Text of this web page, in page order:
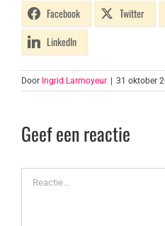
Facebook
Twitter
LinkedIn
Door Ingrid Larmoyeur 31 oktober
Geef een reactie